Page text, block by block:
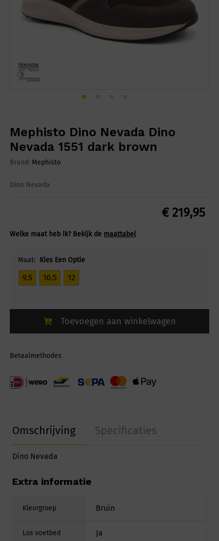
Mephisto Dino Nevada Dino
Nevada 1551 dark brown
Brand: Mephisto
Dino Nevada
€219,95
Welke maat heb ik? Bekijk de maattabel
Maat: Kies Een Optie
9.5 10.5 12
Toevoegen aan winkelwagen
Betaalmethodes
Omschrijving Specificaties
Dino Nevada
Extra informatie
Kleurgroep Bruin
Los voetbed Ja